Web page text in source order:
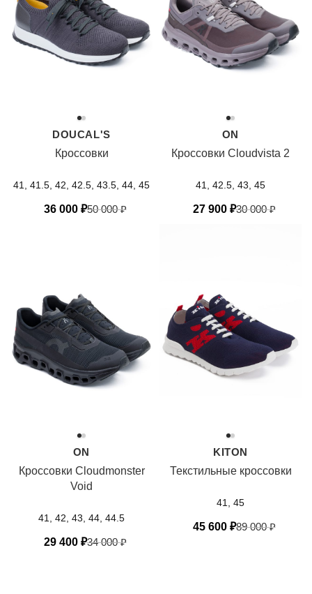
DOUCAL'S
Кроссовки
41, 41.5, 42, 42.5, 43.5, 44, 45
36 000 ₽50 000₽
ON
Кроссовки Cloudvista 2
41, 42.5, 43, 45
30 000₽
27 900 ₽
ON
Кроссовки Cloudmonster
Void
41, 42, 43, 44, 44.5
29 400 ₽34 000₽
KITON
Текстильные кроссовки
41, 45
45 600 ₽89 000₽